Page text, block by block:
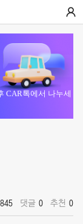
CAR톡에서 나누세
댓글 0 추천 0